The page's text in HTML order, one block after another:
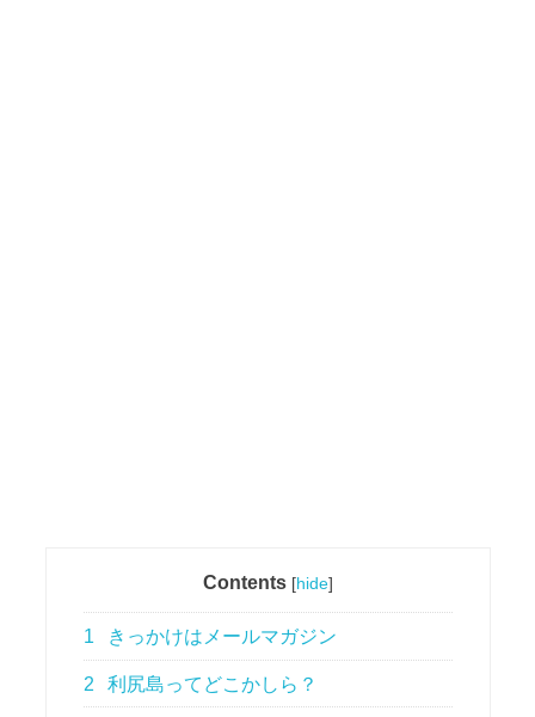
Contents [hide]
1 きっかけはメールマガジン
2 利尻島ってどこかしら？